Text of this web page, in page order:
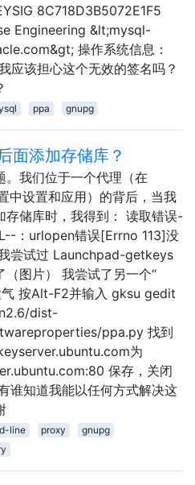
8C718D3B5072E1F5
Engineering &lt;mysql-
操作系统信息：
应该担心这个无效的签名吗？
ppa gnupg
面添加存储库？
。我们位于一个代理（在
中设置和应用）的背后，当我
存储库时，我得到： 读取错误-
：urlopen错误[Errno 113]没
尝试过 Launchpad-getkeys
（图片） 我尝试了另一个“
气 按Alt-F2并输入 gksu gedit
dist-
ppa.py 找到
为
保存，关闭
谁知道我能以任何方式解决这
line proxy
gnupg